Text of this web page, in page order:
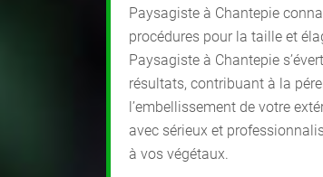
Paysagiste à Chantepie
procédures pour la taille et
Paysagiste à Chantepie
résultats, contribuant à la
l’embellissement de votre
avec sérieux et
à vos végétaux.